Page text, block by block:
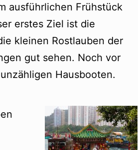
ausführlichen Frühstück
erstes Ziel ist die
kleinen Rostlauben der
gut sehen. Noch vor
Hausbooten.